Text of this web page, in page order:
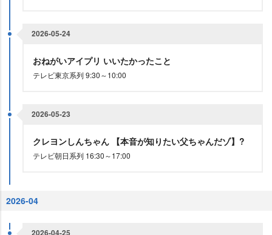
2026-05-24
おねがいアイプリ いいたかったこと
テレビ東京系列 9:30～10:00
2026-05-23
クレヨンしんちゃん 【本音が知りたい父ちゃんだゾ】?
テレビ朝日系列 16:30～17:00
2026-04
2026-04-25